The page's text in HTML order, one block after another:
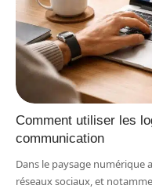
Comment utiliser les
communication
Dans le paysage numérique
réseaux sociaux, et